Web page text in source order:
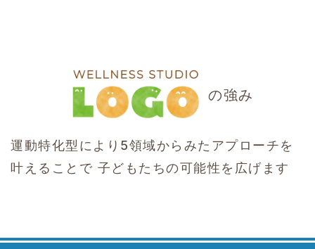
の強み
運動特化型により5領域からみたアプローチを
叶えることで 子どもたちの可能性を広げます